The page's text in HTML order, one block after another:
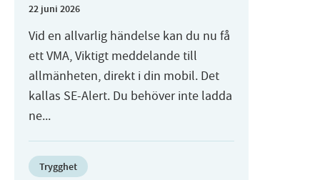
22 juni 2026
Vid en allvarlig händelse kan du nu få
ett VMA, Viktigt meddelande till
allmänheten, direkt i din mobil. Det
kallas SE-Alert. Du behöver inte ladda
ne...
Trygghet